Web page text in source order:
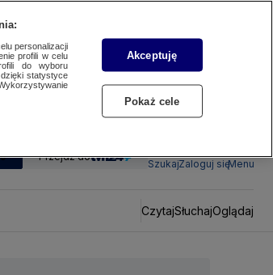
Przejdź do
SzukajZaloguj sięMenu
CzytajSłuchajOglądaj
personalizacji
profili w celu
do wyboru
statystyce
Akceptuję
Pokaż cele